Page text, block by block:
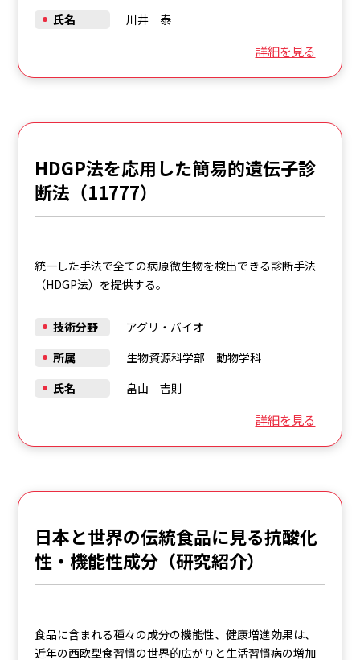
詳細を見る
氏名
川井 泰
HDGP法を応用した簡易的遺伝子診
断法（11777）
統一した手法で全ての病原微生物を検出できる診断手法
（HDGP法）を提供する。
詳細を見る
技術分野
アグリ・バイオ
所属
生物資源科学部 動物学科
氏名
畠山 吉則
日本と世界の伝統食品に見る抗酸化
性・機能性成分（研究紹介）
食品に含まれる種々の成分の機能性、健康増進効果は、
近年の西欧型食習慣の世界的広がりと生活習慣病の増加